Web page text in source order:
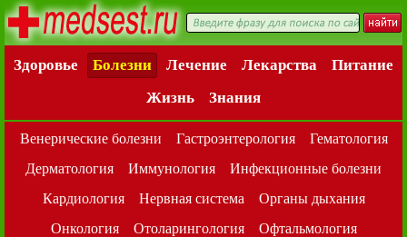
Здоровье Болезни Лечение Лекарства
Питание
Жизнь
Знания
Венерические болезни Гастроэнтерология
Гематология
Дерматология
Иммунология
Инфекционные болезни
Кардиология
Нервная система
Органы дыхания
Онкология
Отоларингология
Офтальмология